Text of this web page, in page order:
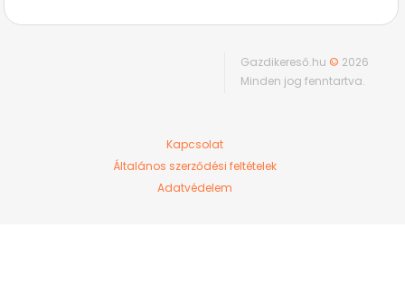
Gazdikereső.hu © 2026
Minden jog fenntartva.
Kapcsolat
Általános szerződési feltételek
Adatvédelem